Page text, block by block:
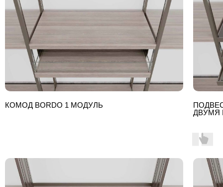
КОМОД BORDO 1 МОДУЛЬ
ДВУМЯ